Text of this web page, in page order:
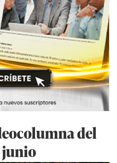
del
junio